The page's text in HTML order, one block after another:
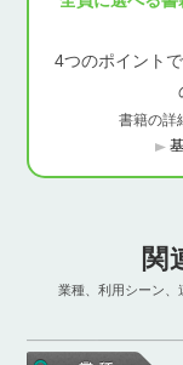
4つのポイント
書籍の詳
関
業種、利用シーン、